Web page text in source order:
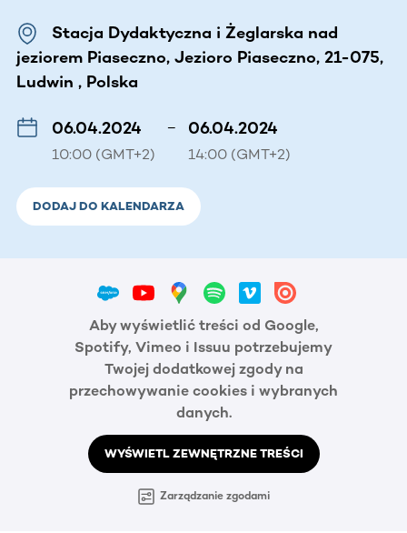
Stacja Dydaktyczna i Żeglarska nad
jeziorem Piaseczno, Jezioro Piaseczno, 21-075,
Ludwin , Polska
06.04.2024
10:00 (GMT+2)
– 06.04.2024
14:00 (GMT+2)
DODAJ DO KALENDARZA
Aby wyświetlić treści od Google,
Spotify, Vimeo i Issuu potrzebujemy
Twojej dodatkowej zgody na
przechowywanie cookies i wybranych
danych.
WYŚWIETL ZEWNĘTRZNE TREŚCI
Zarządzanie zgodami